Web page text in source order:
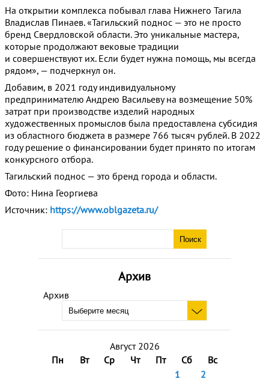
Архив
Архив
Август 2026
Пн
Вт Ср Чт Пт Сб
Вс
1
2
На открытии комплекса побывал глава Нижнего Тагила
Владислав Пинаев. «Тагильский поднос — это не просто
бренд Свердловской области. Это уникальные мастера,
которые продолжают вековые традиции
и совершенствуют их. Если будет нужна помощь, мы всегда
рядом», — подчеркнул он.
Добавим, в 2021 году индивидуальному
предпринимателю Андрею Васильеву на возмещение 50%
затрат при производстве изделий народных
художественных промыслов была предоставлена субсидия
из областного бюджета в размере 766 тысяч рублей. В 2022
году решение о финансировании будет принято по итогам
конкурсного отбора.
Тагильский поднос — это бренд города и области.
Фото: Нина Георгиева
Источник: https://www.oblgazeta.ru/